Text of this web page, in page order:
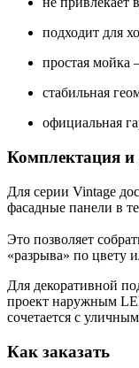
подходит для
простая
стабильная
официальная
Комплектация и
Для серии Vintage
фасадные панели в
Это позволяет
«разрыва» по цвету
Для декоративной
проект наружным
сочетается с
Как заказать